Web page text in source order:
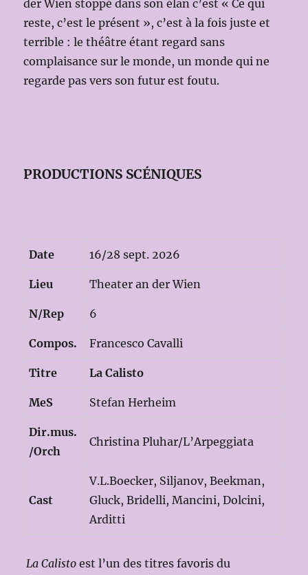
der Wien stoppé dans son élan c’est « Ce qui
reste, c’est le présent », c’est à la fois juste et
terrible : le théâtre étant regard sans
complaisance sur le monde, un monde qui ne
regarde pas vers son futur est foutu.
PRODUCTIONS SCÉNIQUES
Date 16/28 sept. 2026
Lieu Theater an der Wien
N/Rep 6
Compos. Francesco Cavalli
Titre La Calisto
MeS Stefan Herheim
Dir.mus.
/Orch
Christina Pluhar/L’Arpeggiata
Cast
V.L.Boecker, Siljanov, Beekman,
Gluck, Bridelli, Mancini, Dolcini,
Arditti
La Calisto est l’un des titres favoris du